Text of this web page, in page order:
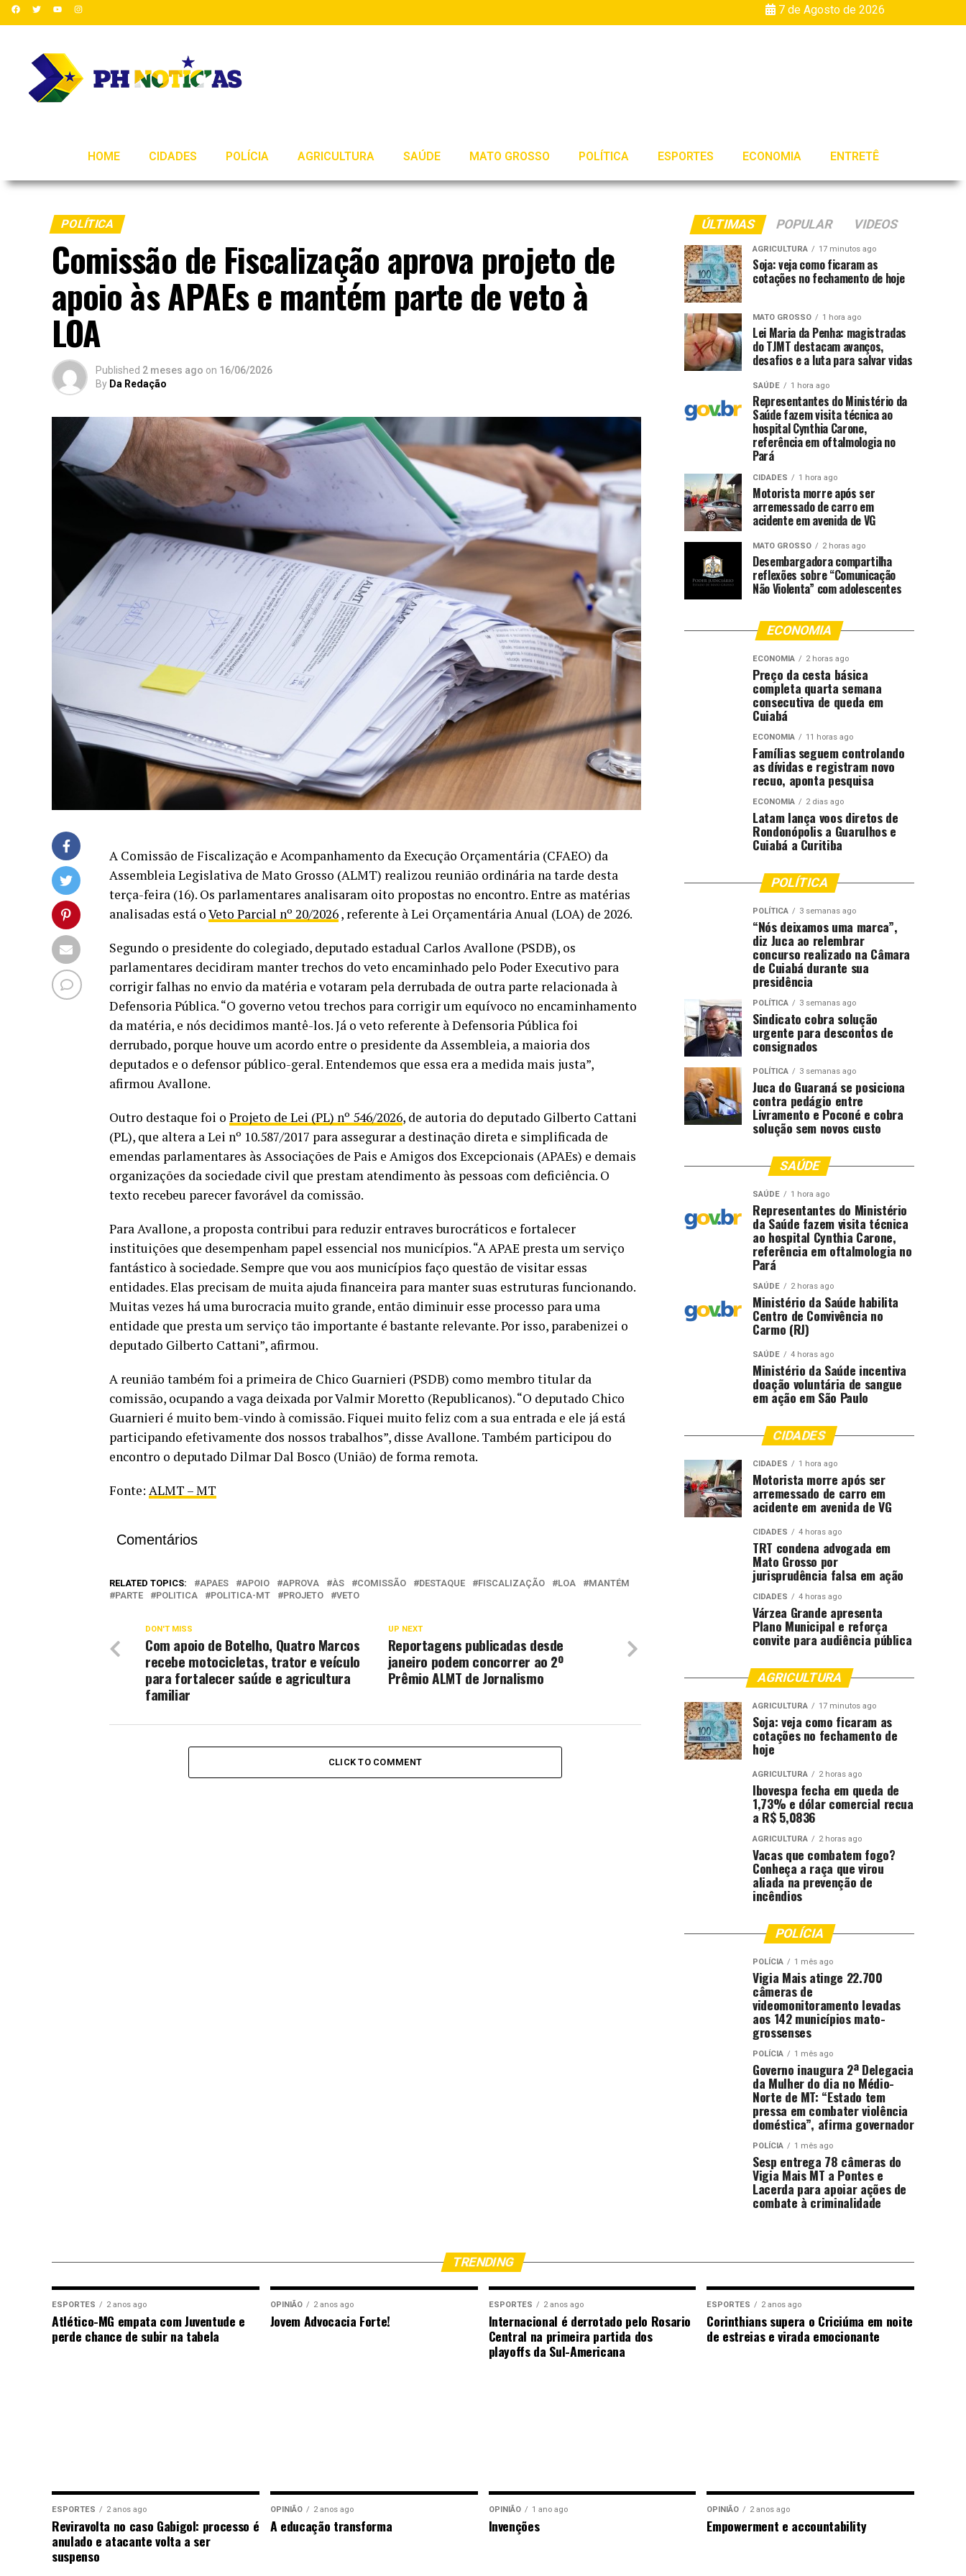
7 de Agosto de 2026
HOME CIDADES POLÍCIA AGRICULTURA SAÚDE MATO GROSSO POLÍTICA ESPORTES ECONOMIA ENTRETÊ
POLÍTICA
Comissão de Fiscalização aprova projeto de
apoio às APAEs e mantém parte de veto à
LOA
Published 2 meses ago on 16/06/2026
By Da Redação
A Comissão de Fiscalização e Acompanhamento da Execução Orçamentária (CFAEO) da
Assembleia Legislativa de Mato Grosso (ALMT) realizou reunião ordinária na tarde desta
terça-feira (16). Os parlamentares analisaram oito propostas no encontro. Entre as matérias
analisadas está oVeto Parcial nº 20/2026, referente à Lei Orçamentária Anual (LOA) de 2026.
Segundo o presidente do colegiado, deputado estadual Carlos Avallone (PSDB), os
parlamentares decidiram manter trechos do veto encaminhado pelo Poder Executivo para
corrigir falhas no envio da matéria e votaram pela derrubada de outra parte relacionada à
Defensoria Pública. “O governo vetou trechos para corrigir um equívoco no encaminhamento
da matéria, e nós decidimos mantê-los. Já o veto referente à Defensoria Pública foi
derrubado, porque houve um acordo entre o presidente da Assembleia, a maioria dos
deputados e o defensor público-geral. Entendemos que essa era a medida mais justa”,
afirmou Avallone.
Outro destaque foi o Projeto de Lei (PL) nº 546/2026, de autoria do deputado Gilberto Cattani
(PL), que altera a Lei nº 10.587/2017 para assegurar a destinação direta e simplificada de
emendas parlamentares às Associações de Pais e Amigos dos Excepcionais (APAEs) e demais
organizações da sociedade civil que prestam atendimento às pessoas com deficiência. O
texto recebeu parecer favorável da comissão.
Para Avallone, a proposta contribui para reduzir entraves burocráticos e fortalecer
instituições que desempenham papel essencial nos municípios. “A APAE presta um serviço
fantástico à sociedade. Sempre que vou aos municípios faço questão de visitar essas
entidades. Elas precisam de muita ajuda financeira para manter suas estruturas funcionando.
Muitas vezes há uma burocracia muito grande, então diminuir esse processo para uma
entidade que presta um serviço tão importante é bastante relevante. Por isso, parabenizei o
deputado Gilberto Cattani”, afirmou.
A reunião também foi a primeira de Chico Guarnieri (PSDB) como membro titular da
comissão, ocupando a vaga deixada por Valmir Moretto (Republicanos). “O deputado Chico
Guarnieri é muito bem-vindo à comissão. Fiquei muito feliz com a sua entrada e ele já está
participando efetivamente dos nossos trabalhos”, disse Avallone. Também participou do
encontro o deputado Dilmar Dal Bosco (União) de forma remota.
Fonte: ALMT – MT
Comentários
RELATED TOPICS: APAES APOIO APROVA ÀS COMISSÃO DESTAQUE FISCALIZAÇÃO LOA
MANTÉM
PARTE
POLITICA POLITICA-MT PROJETO VETO
UP NEXT
Reportagens publicadas desde
janeiro podem concorrer ao 2º
Prêmio ALMT de Jornalismo
DON'T MISS
Com apoio de Botelho, Quatro Marcos
recebe motocicletas, trator e veículo
para fortalecer saúde e agricultura
familiar
CLICK TO COMMENT
ÚLTIMAS POPULAR VIDEOS
AGRICULTURA 17 minutos ago
Soja: veja como ficaram as
cotações no fechamento de hoje
MATO GROSSO 1 hora ago
Lei Maria da Penha: magistradas
do TJMT destacam avanços,
desafios e a luta para salvar vidas
SAÚDE 1 hora ago
Representantes do Ministério da
Saúde fazem visita técnica ao
hospital Cynthia Carone,
referência em oftalmologia no
Pará
CIDADES 1 hora ago
Motorista morre após ser
arremessado de carro em
acidente em avenida de VG
MATO GROSSO 2 horas ago
Desembargadora compartilha
reflexões sobre “Comunicação
Não Violenta” com adolescentes
ECONOMIA
ECONOMIA 2 horas ago
Preço da cesta básica
completa quarta semana
consecutiva de queda em
Cuiabá
ECONOMIA 11 horas ago
Famílias seguem controlando
as dívidas e registram novo
recuo, aponta pesquisa
ECONOMIA 2 dias ago
Latam lança voos diretos de
Rondonópolis a Guarulhos e
Cuiabá a Curitiba
POLÍTICA
POLÍTICA 3 semanas ago
“Nós deixamos uma marca”,
diz Juca ao relembrar
concurso realizado na Câmara
de Cuiabá durante sua
presidência
POLÍTICA 3 semanas ago
Sindicato cobra solução
urgente para descontos de
consignados
POLÍTICA 3 semanas ago
Juca do Guaraná se posiciona
contra pedágio entre
Livramento e Poconé e cobra
solução sem novos custo
SAÚDE
SAÚDE 1 hora ago
Representantes do Ministério
da Saúde fazem visita técnica
ao hospital Cynthia Carone,
referência em oftalmologia no
Pará
SAÚDE 2 horas ago
Ministério da Saúde habilita
Centro de Convivência no
Carmo (RJ)
SAÚDE 4 horas ago
Ministério da Saúde incentiva
doação voluntária de sangue
em ação em São Paulo
CIDADES
CIDADES 1 hora ago
Motorista morre após ser
arremessado de carro em
acidente em avenida de VG
CIDADES 4 horas ago
TRT condena advogada em
Mato Grosso por
jurisprudência falsa em ação
CIDADES 4 horas ago
Várzea Grande apresenta
Plano Municipal e reforça
convite para audiência pública
AGRICULTURA
AGRICULTURA 17 minutos ago
Soja: veja como ficaram as
cotações no fechamento de
hoje
AGRICULTURA 2 horas ago
Ibovespa fecha em queda de
1,73% e dólar comercial recua
a R$ 5,0836
AGRICULTURA 2 horas ago
Vacas que combatem fogo?
Conheça a raça que virou
aliada na prevenção de
incêndios
POLÍCIA
POLÍCIA 1 mês ago
Vigia Mais atinge 22.700
câmeras de
videomonitoramento levadas
aos 142 municípios mato-
grossenses
POLÍCIA 1 mês ago
Governo inaugura 2ª Delegacia
da Mulher do dia no Médio-
Norte de MT: “Estado tem
pressa em combater violência
doméstica”, afirma governador
POLÍCIA 1 mês ago
Sesp entrega 78 câmeras do
Vigia Mais MT a Pontes e
Lacerda para apoiar ações de
combate à criminalidade
TRENDING
ESPORTES 2 anos ago
Atlético-MG empata com Juventude e
perde chance de subir na tabela
OPINIÃO 2 anos ago
Jovem Advocacia Forte!
ESPORTES 2 anos ago
Internacional é derrotado pelo Rosario
Central na primeira partida dos
playoffs da Sul-Americana
ESPORTES 2 anos ago
Corinthians supera o Criciúma em noite
de estreias e virada emocionante
ESPORTES 2 anos ago
Reviravolta no caso Gabigol: processo é
anulado e atacante volta a ser
suspenso
OPINIÃO 2 anos ago
A educação transforma
OPINIÃO 1 ano ago
Invenções
OPINIÃO 2 anos ago
Empowerment e accountability